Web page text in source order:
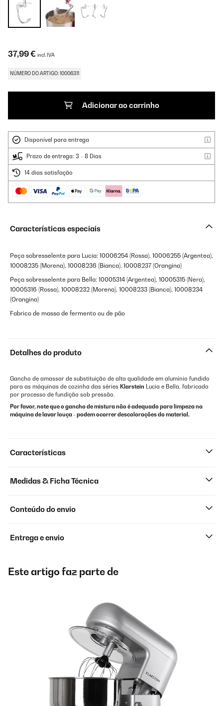
37,99 € incl. IVA
NÚMERO DO ARTIGO: 10006311
Adicionar ao carrinho
Disponível para entrega
Prazo de entrega: 3 - 8 Dias
14 dias satisfação
Características especiais
Peça sobresselente para Lucia: 10006254 (Rossa), 10006255 (Argentea),
10008235 (Morena), 10008236 (Bianca), 10008237 (Orangina)
Peça sobresselente para Bella: 10005314 (Argentea), 10005315 (Nera),
10005316 (Rossa), 10008232 (Morena), 10008233 (Bianca), 10008234
(Orangina)
Fabrico de massa de fermento ou de pão
Detalhes do produto
Gancho de amassar de substituição de alta qualidade em alumínio fundido
para as máquinas de cozinha das séries Klarstein Lucia e Bella, fabricado
por processo de fundição sob pressão.
Por favor, note que o gancho de mistura não é adequado para limpeza na
máquina de lavar louça - podem ocorrer descolorações do material.
Características
Medidas & Ficha Técnica
Conteúdo do envio
Entrega e envio
Este artigo faz parte de